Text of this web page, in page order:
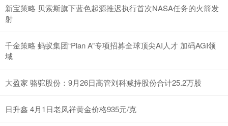
新宝策略 贝索斯旗下蓝色起源推迟执行首次NASA任务的火箭发
射
千金策略 蚂蚁集团“Plan A”专项招募全球顶尖AI人才 加码AGI领
域
大盈家 骆驼股份：9月26日高管刘科减持股份合计25.2万股
日升鑫 4月1日老凤祥黄金价格935元/克